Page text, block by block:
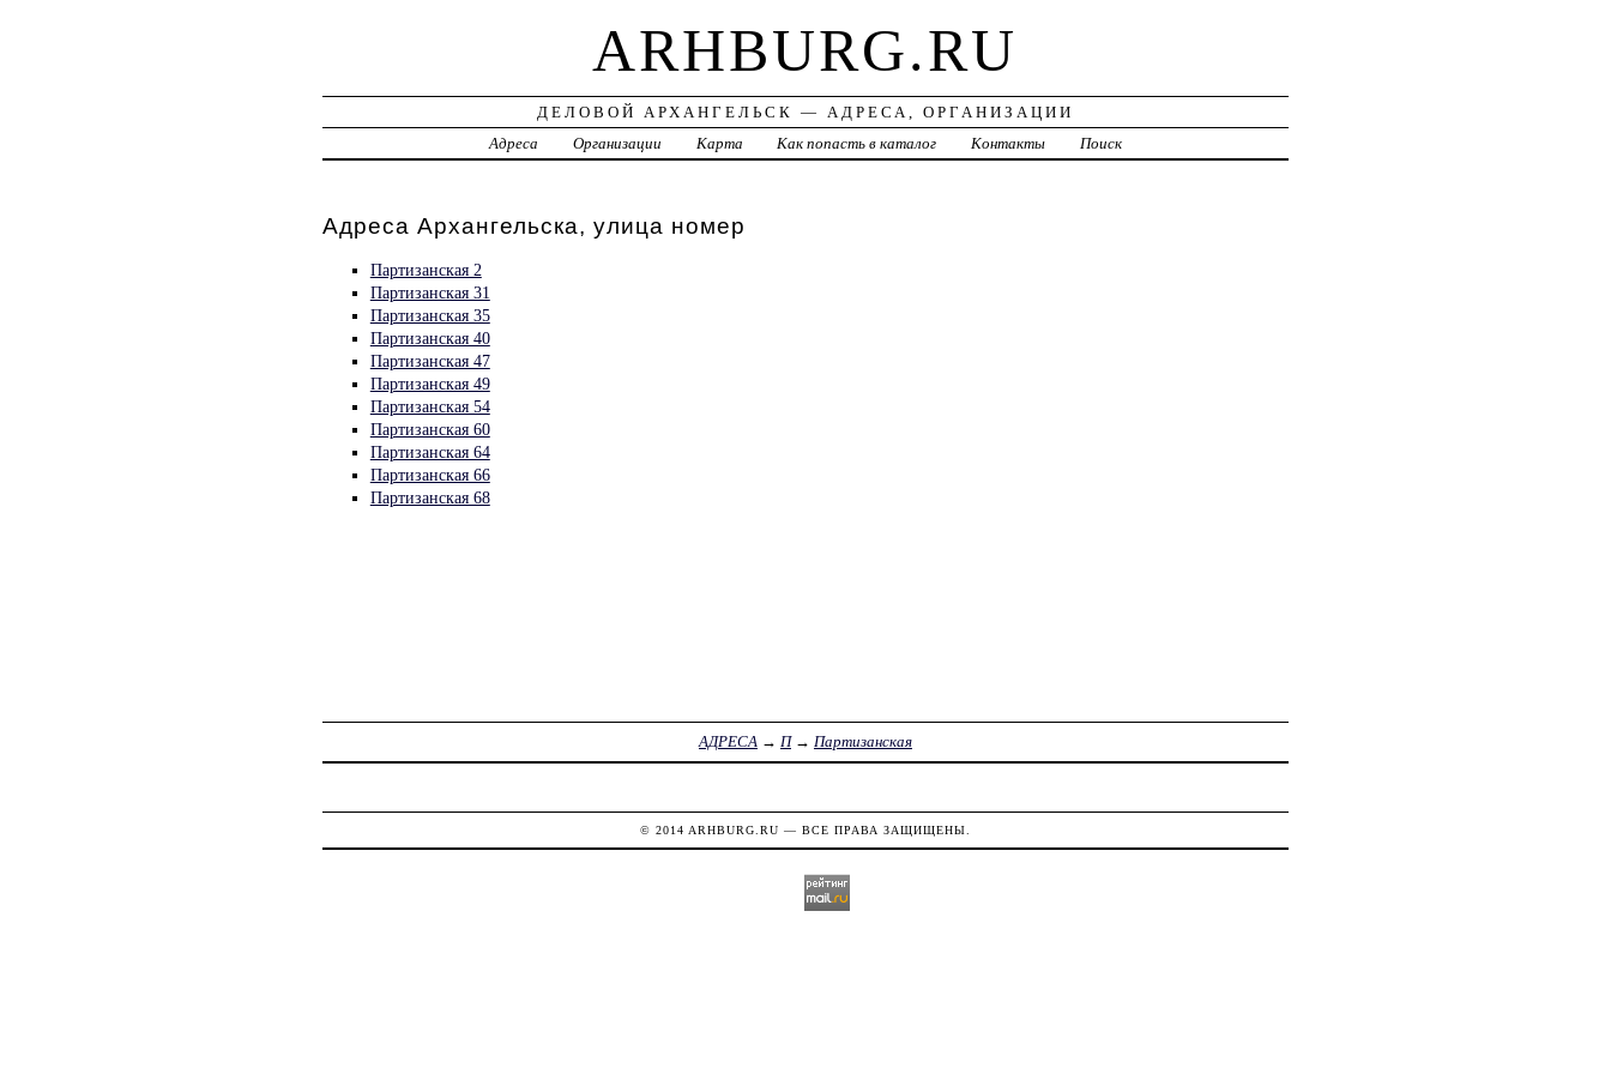
ARHBURG.RU
ДЕЛОВОЙ АРХАНГЕЛЬСК — АДРЕСА, ОРГАНИЗАЦИИ
Адреса
Организации Карта Как попасть в каталог Контакты Поиск
Адреса Архангельска, улица номер
Партизанская 2
Партизанская 31
Партизанская 35
Партизанская 40
Партизанская 47
Партизанская 49
Партизанская 54
Партизанская 60
Партизанская 64
Партизанская 66
Партизанская 68
АДРЕСА→ П→ Партизанская
© 2014 ARHBURG.RU — ВСЕ ПРАВА ЗАЩИЩЕНЫ.